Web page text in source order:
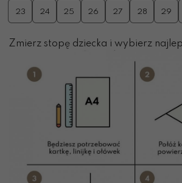
23 24 25 26 27 28 29
Zmierz stopę dziecka i wybierz